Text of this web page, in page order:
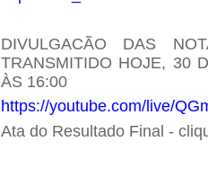
DIVULGACÃO DAS
TRANSMITIDO HOJE, 30
ÀS 16:00
https://youtube.com/live/
Ata do Resultado Final -